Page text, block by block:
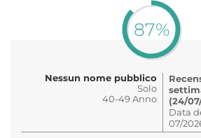
87%
Nessun nome pubblico
Solo
40-49 Anno
(24/
Data
07/